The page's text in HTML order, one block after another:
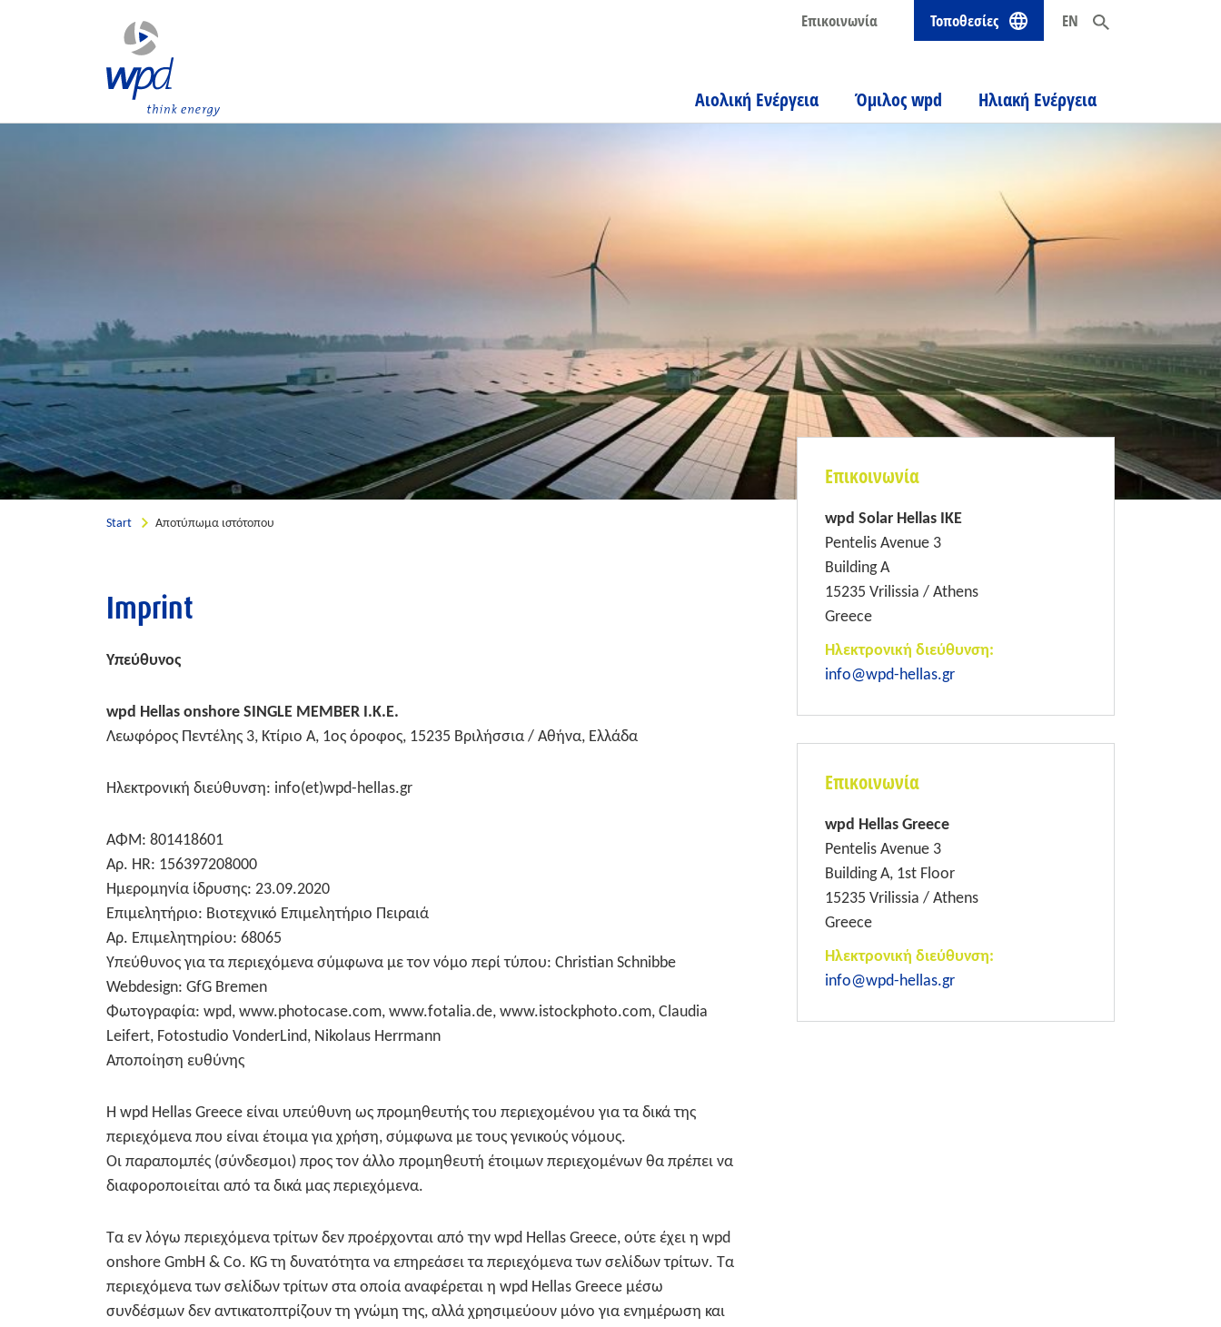
Επικοινωνία Τοποθεσίες EN
Αιολική Ενέργεια Όμιλος wpd Ηλιακή Ενέργεια
Start Αποτύπωμα ιστότοπου
Imprint
Υπεύθυνος
wpd Hellas onshore SINGLE MEMBER I.K.E.
Λεωφόρος Πεντέλης 3, Κτίριο Α, 1ος όροφος, 15235 Βριλήσσια / Αθήνα, Ελλάδα
Ηλεκτρονική διεύθυνση: info(et)wpd-hellas.gr
ΑΦΜ: 801418601
Αρ. HR: 156397208000
Ημερομηνία ίδρυσης: 23.09.2020
Επιμελητήριο: Βιοτεχνικό Επιμελητήριο Πειραιά
Αρ. Επιμελητηρίου: 68065
Υπεύθυνος για τα περιεχόμενα σύμφωνα με τον νόμο περί τύπου: Christian Schnibbe
Webdesign: GfG Bremen
Φωτογραφία: wpd, www.photocase.com, www.fotalia.de, www.istockphoto.com, Claudia
Leifert, Fotostudio VonderLind, Nikolaus Herrmann
Αποποίηση ευθύνης
Η wpd Hellas Greece είναι υπεύθυνη ως προμηθευτής του περιεχομένου για τα δικά της
περιεχόμενα που είναι έτοιμα για χρήση, σύμφωνα με τους γενικούς νόμους.
Οι παραπομπές (σύνδεσμοι) προς τον άλλο προμηθευτή έτοιμων περιεχομένων θα πρέπει να
διαφοροποιείται από τα δικά μας περιεχόμενα.
Τα εν λόγω περιεχόμενα τρίτων δεν προέρχονται από την wpd Hellas Greece, ούτε έχει η wpd
onshore GmbH & Co. KG τη δυνατότητα να επηρεάσει τα περιεχόμενα των σελίδων τρίτων. Τα
περιεχόμενα των σελίδων τρίτων στα οποία αναφέρεται η wpd Hellas Greece μέσω
συνδέσμων δεν αντικατοπτρίζουν τη γνώμη της, αλλά χρησιμεύουν μόνο για ενημέρωση και
Επικοινωνία
wpd Solar Hellas IKE
Pentelis Avenue 3
Building A
15235 Vrilissia / Athens
Greece
Ηλεκτρονική διεύθυνση:
info@wpd-hellas.gr
Επικοινωνία
wpd Hellas Greece
Pentelis Avenue 3
Building A, 1st Floor
15235 Vrilissia / Athens
Greece
Ηλεκτρονική διεύθυνση:
info@wpd-hellas.gr